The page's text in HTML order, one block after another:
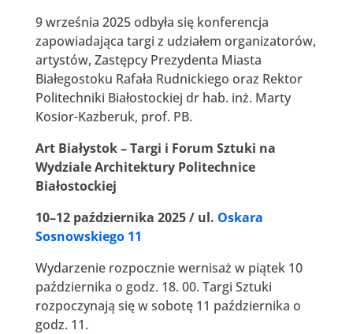
9 września 2025 odbyła się konferencja
zapowiadająca targi z udziałem organizatorów,
artystów, Zastępcy Prezydenta Miasta
Białegostoku Rafała Rudnickiego oraz Rektor
Politechniki Białostockiej dr hab. inż. Marty
Kosior-Kazberuk, prof. PB.
Art Białystok – Targi i Forum Sztuki na
Wydziale Architektury Politechnice
Białostockiej
10–12 października 2025 / ul. Oskara
Sosnowskiego 11
Wydarzenie rozpocznie wernisaż w piątek 10
października o godz. 18. 00. Targi Sztuki
rozpoczynają się w sobotę 11 października o
godz. 11.